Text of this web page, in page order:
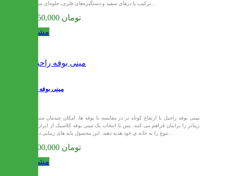
ترکیب با درهای سفید و دستگیره‌های فلزی، جلوه‌ای متعادل...
21,450,000 تومان
مشاهده
مینی بوفه راحیل
مینی بوفه راحیل با ارتفاع کوتاه تر در مقایسه با بوفه ها، امکان چیدمان متنوع و
زیباتر را برایتان فراهم می کنند. پس با انتخاب یک مینی بوفه کلاسیک از ایران میز
تنوع را به خانه ی خود هدیه دهید. این محصول پایه های زیبایی دارد و...
25,500,000 تومان
مشاهده